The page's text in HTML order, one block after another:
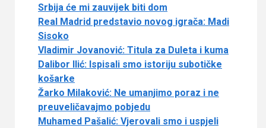
Srbija će mi zauvijek biti dom
Real Madrid predstavio novog igrača: Madi
Sisoko
Vladimir Jovanović: Titula za Duleta i kuma
Dalibor Ilić: Ispisali smo istoriju subotičke
košarke
Žarko Milaković: Ne umanjimo poraz i ne
preuveličavajmo pobjedu
Muhamed Pašalić: Vjerovali smo i uspjeli